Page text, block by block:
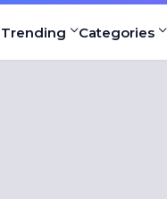
Trending Categories